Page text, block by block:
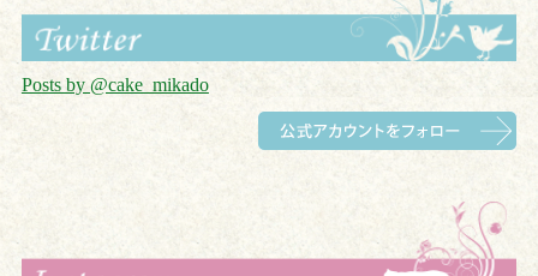
Posts by @cake_mikado